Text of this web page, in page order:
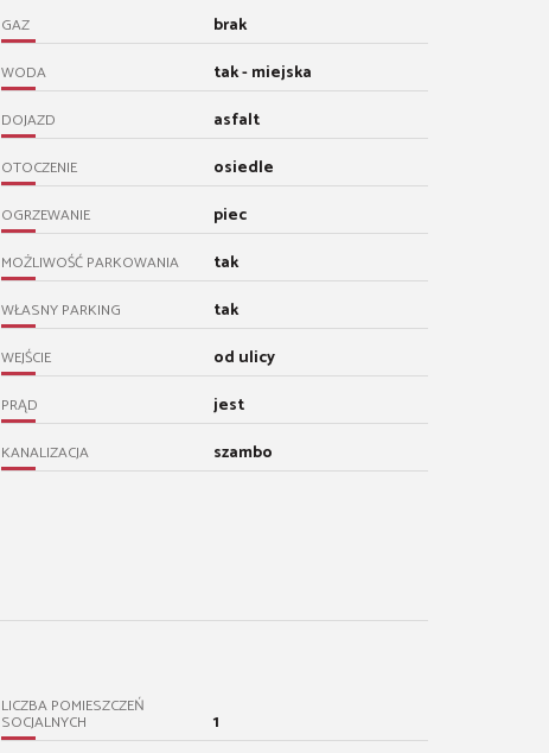
GAZ brak
WODA tak - miejska
DOJAZD asfalt
OTOCZENIE osiedle
OGRZEWANIE piec
MOŻLIWOŚĆ PARKOWANIA tak
WŁASNY PARKING tak
WEJŚCIE od ulicy
PRĄD jest
KANALIZACJA szambo
LICZBA POMIESZCZEŃ
SOCJALNYCH 1